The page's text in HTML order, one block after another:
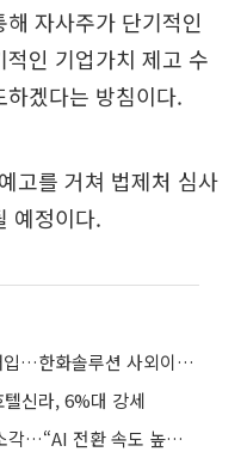
자사주가 단기적인
인 기업가치 제고 수
겠다는 방침이다.
고를 거쳐 법제처 심사
예정이다.
김동관 등 경영진 42억 자사주 매입…한화솔루션 사외이사 전원도 “동참”
신라, 6%대 강세
SK네트웍스, 2071만주 자사주 소각…“AI 전환 속도 높일 것”